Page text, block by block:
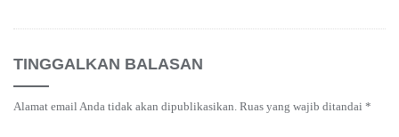
TINGGALKAN BALASAN
Alamat email Anda tidak akan dipublikasikan. Ruas yang wajib ditandai *